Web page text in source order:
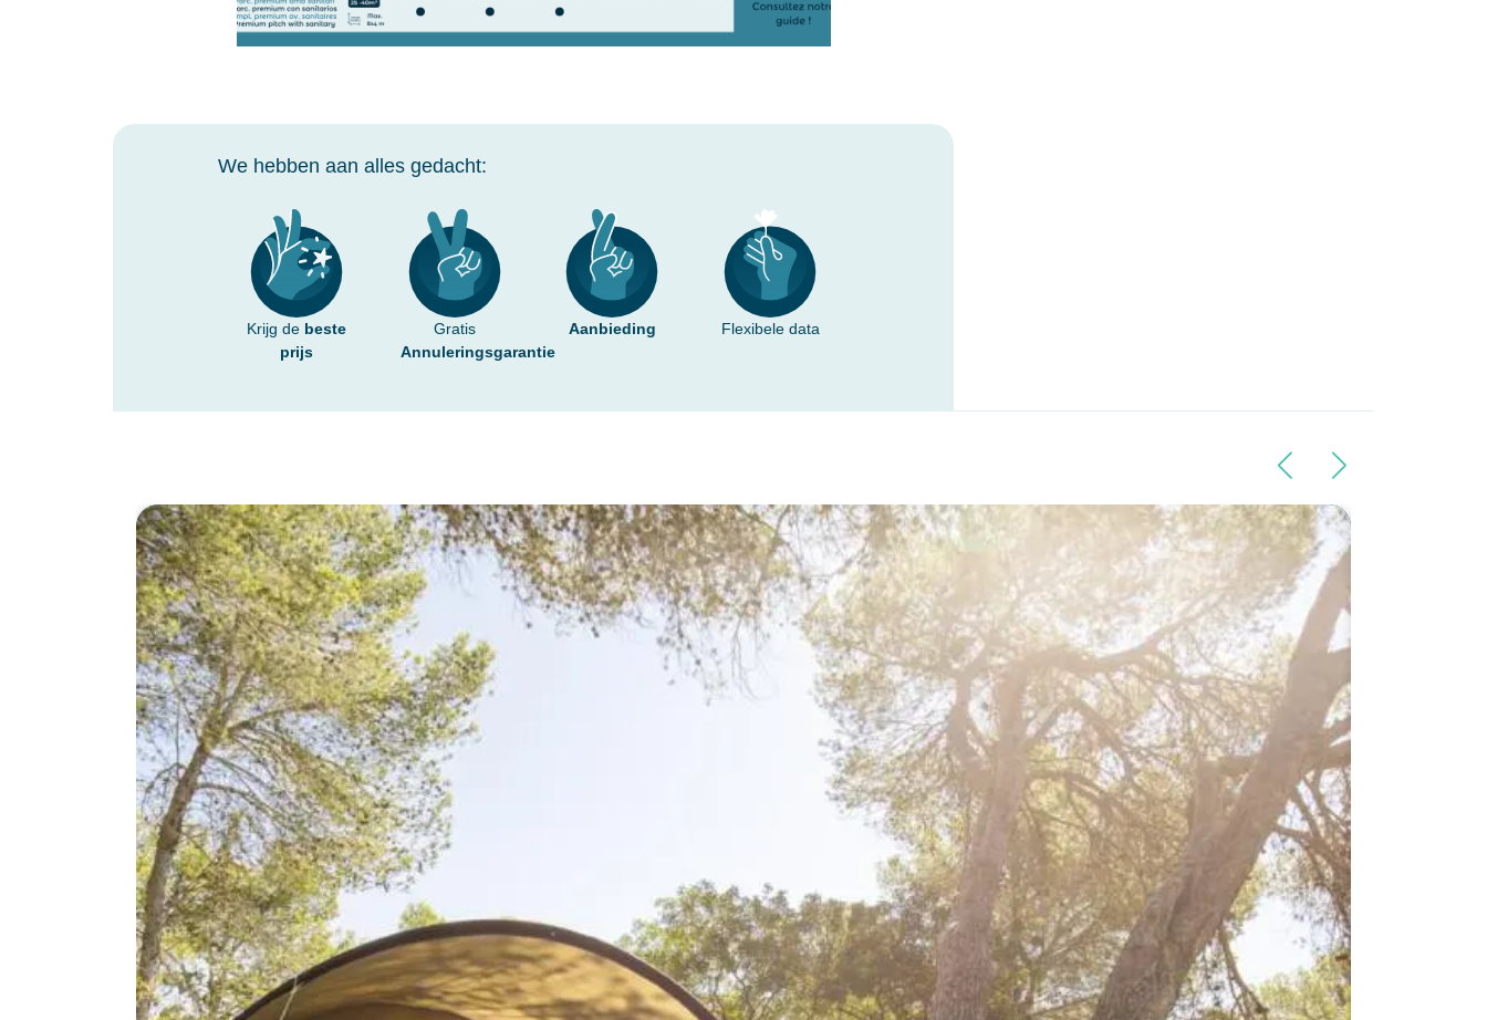
We hebben aan alles gedacht:
Krijg de beste
prijs
Gratis
Annuleringsgarantie
Aanbieding Flexibele data